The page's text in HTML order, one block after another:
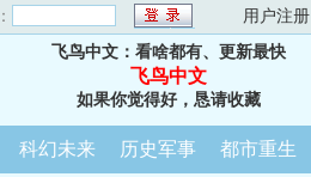
用户注册
飞鸟中文：看啥都有、更新最快
飞鸟中文
如果你觉得好，恳请收藏
科幻未来 历史军事 都市重生